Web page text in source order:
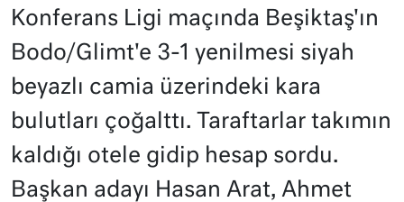
Konferans Ligi maçında Beşiktaş'ın
Bodo/Glimt'e 3-1 yenilmesi siyah
beyazlı camia üzerindeki kara
bulutları çoğalttı. Taraftarlar takımın
kaldığı otele gidip hesap sordu.
Başkan adayı Hasan Arat, Ahmet